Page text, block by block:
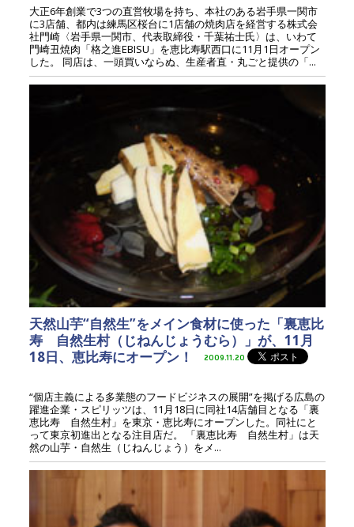
大正6年創業で3つの直営牧場を持ち、本社のある岩手県一関市
に3店舗、都内は練馬区桜台に1店舗の焼肉店を経営する株式会
社門崎〈岩手県一関市、代表取締役・千葉祐士氏〉は、いわて
門崎丑焼肉「格之進EBISU」を恵比寿駅西口に11月1日オープン
した。 同店は、一頭買いならぬ、生産者直・丸ごと提供の「...
天然山芋“自然生”をメイン食材に使った「裏恵比
寿 自然生村（じねんじょうむら）」が、11月
18日、恵比寿にオープン！
2009.11.20
“個店主義による多業態のフードビジネスの展開”を掲げる広島の
躍進企業・スピリッツは、11月18日に同社14店舗目となる「裏
恵比寿 自然生村」を東京・恵比寿にオープンした。同社にと
って東京初進出となる注目店だ。 「裏恵比寿 自然生村」は天
然の山芋・自然生（じねんじょう）をメ...